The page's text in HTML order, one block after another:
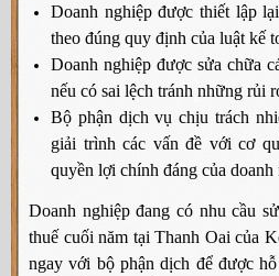
Doanh nghiệp được thiết lập
theo đúng quy định của luật kế
Doanh nghiệp được sửa chữa
nếu có sai lệch tránh những rủi
Bộ phận dịch vụ chịu trách
giải trình các vấn đề với cơ
quyền lợi chính đáng của doanh
Doanh nghiệp đang có nhu cầu
thuế cuối năm tại Thanh Oai của
ngay với bộ phận dịch để được